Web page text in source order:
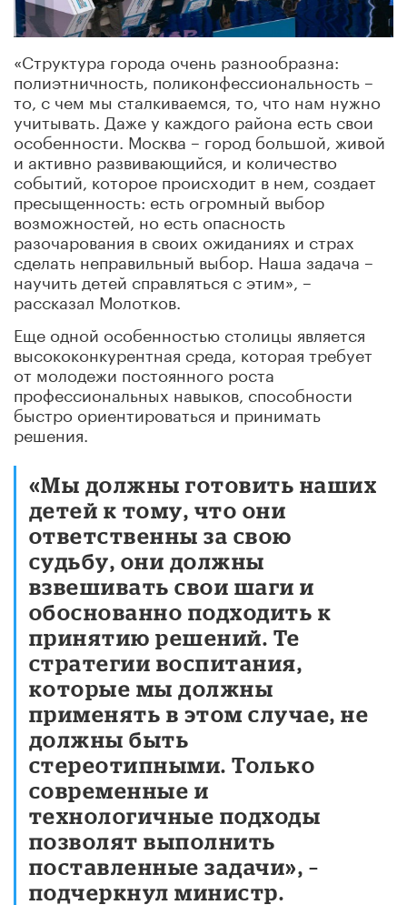
«Структура города очень разнообразна:
полиэтничность, поликонфессиональность –
то, с чем мы сталкиваемся, то, что нам нужно
учитывать. Даже у каждого района есть свои
особенности. Москва – город большой, живой
и активно развивающийся, и количество
событий, которое происходит в нем, создает
пресыщенность: есть огромный выбор
возможностей, но есть опасность
разочарования в своих ожиданиях и страх
сделать неправильный выбор. Наша задача –
научить детей справляться с этим», –
рассказал Молотков.
Еще одной особенностью столицы является
высококонкурентная среда, которая требует
от молодежи постоянного роста
профессиональных навыков, способности
быстро ориентироваться и принимать
решения.
«Мы должны готовить наших
детей к тому, что они
ответственны за свою
судьбу, они должны
взвешивать свои шаги и
обоснованно подходить к
принятию решений. Те
стратегии воспитания,
которые мы должны
применять в этом случае, не
должны быть
стереотипными. Только
современные и
технологичные подходы
позволят выполнить
поставленные задачи», –
подчеркнул министр.